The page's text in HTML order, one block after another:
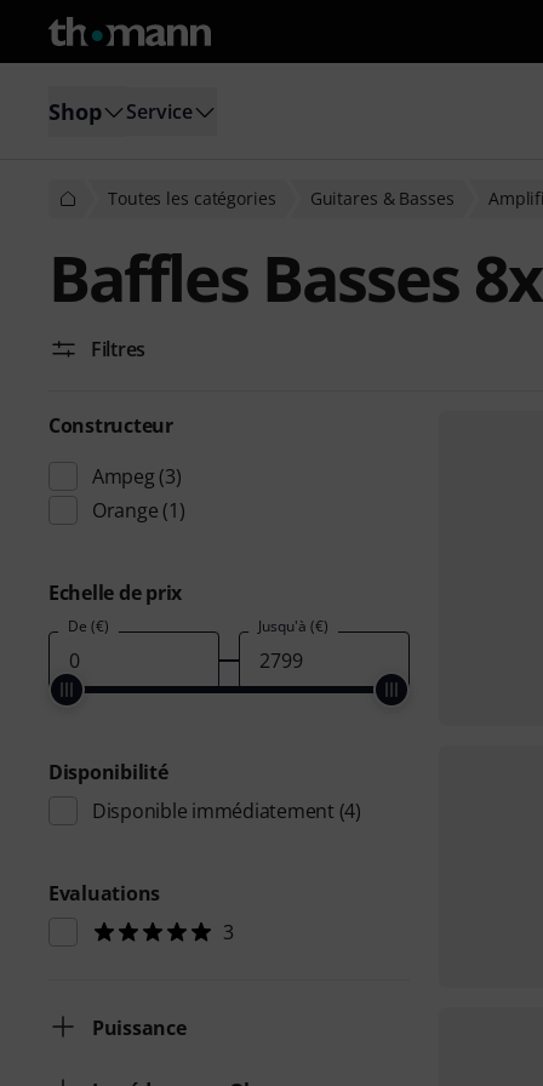
Shop Service
Toutes les catégories Guitares & Basses
Baffles Basses
Filtres
Constructeur
Ampeg (3)
Orange (1)
Echelle de prix
De (€) Jusqu'à (€)
Disponibilité
Disponible immédiatement (4)
Evaluations
3
Puissance